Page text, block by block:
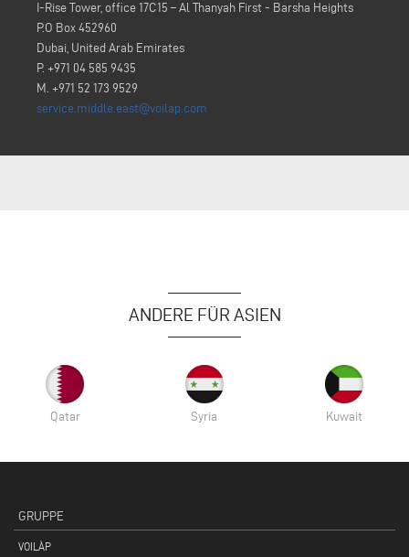
I-Rise Tower, office 17C15 – Al Thanyah First - Barsha Heights
P.O Box 452960
Dubai, United Arab Emirates
P. +971 04 585 9435
M. +971 52 173 9529
service.middle.east@voilap.com
ANDERE FÜR ASIEN
Qatar Syria Kuwait
GRUPPE
VOILÀP